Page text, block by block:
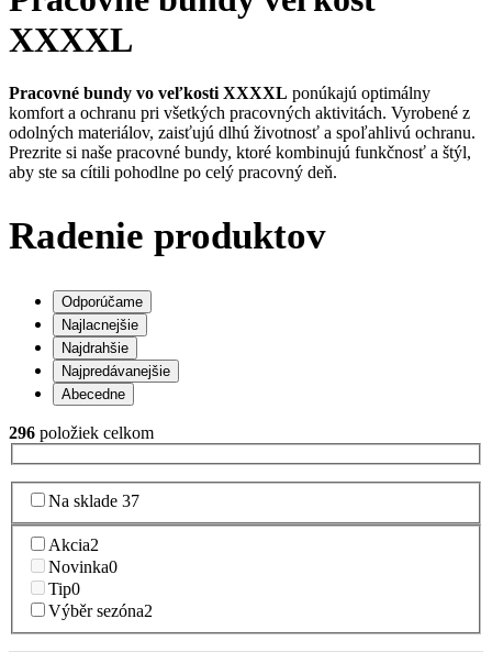
XXXXL
Pracovné bundy vo veľkosti XXXXL ponúkajú optimálny
komfort a ochranu pri všetkých pracovných aktivitách. Vyrobené z
odolných materiálov, zaisťujú dlhú životnosť a spoľahlivú ochranu.
Prezrite si naše pracovné bundy, ktoré kombinujú funkčnosť a štýl,
aby ste sa cítili pohodlne po celý pracovný deň.
Radenie produktov
Odporúčame
Najlacnejšie
Najdrahšie
Najpredávanejšie
Abecedne
296 položiek celkom
Na sklade 37
Akcia2
Novinka0
Tip0
Výběr sezóna2